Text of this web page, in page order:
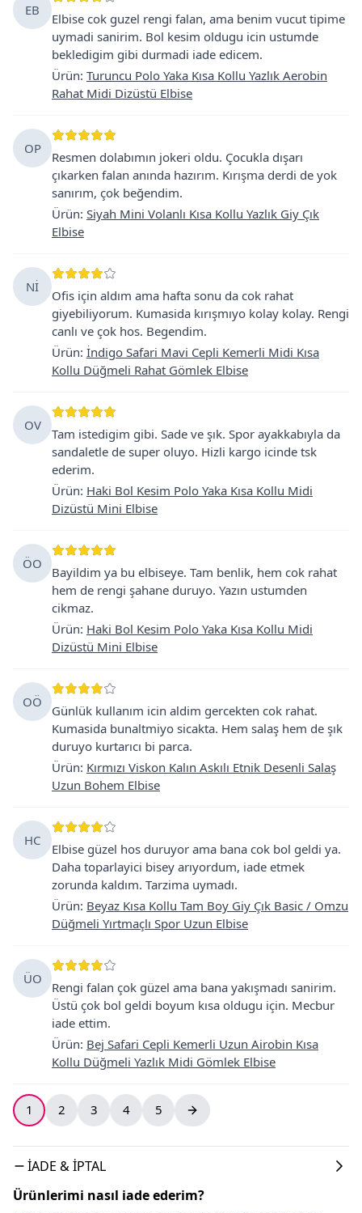
EB
Elbise cok guzel rengi falan, ama benim vucut tipime
uymadi sanirim. Bol kesim oldugu icin ustumde
bekledigim gibi durmadi iade edicem.
Ürün: Turuncu Polo Yaka Kısa Kollu Yazlık Aerobin
Rahat Midi Dizüstü Elbise
OP
Resmen dolabımın jokeri oldu. Çocukla dışarı
çıkarken falan anında hazırım. Kırışma derdi de yok
sanırım, çok beğendim.
Ürün: Siyah Mini Volanlı Kısa Kollu Yazlık Giy Çık
Elbise
Nİ
Ofis için aldım ama hafta sonu da cok rahat
giyebiliyorum. Kumasida kırışmıyo kolay kolay. Rengi
canlı ve çok hos. Begendim.
Ürün: İndigo Safari Mavi Cepli Kemerli Midi Kısa
Kollu Düğmeli Rahat Gömlek Elbise
OV
Tam istedigim gibi. Sade ve şık. Spor ayakkabıyla da
sandaletle de super oluyo. Hizli kargo icinde tsk
ederim.
Ürün: Haki Bol Kesim Polo Yaka Kısa Kollu Midi
Dizüstü Mini Elbise
ÖO
Bayildim ya bu elbiseye. Tam benlik, hem cok rahat
hem de rengi şahane duruyo. Yazın ustumden
cikmaz.
Ürün: Haki Bol Kesim Polo Yaka Kısa Kollu Midi
Dizüstü Mini Elbise
OÖ
Günlük kullanım icin aldim gercekten cok rahat.
Kumasida bunaltmiyo sicakta. Hem salaş hem de şık
duruyo kurtarıcı bi parca.
Ürün: Kırmızı Viskon Kalın Askılı Etnik Desenli Salaş
Uzun Bohem Elbise
HC
Elbise güzel hos duruyor ama bana cok bol geldi ya.
Daha toparlayici bisey arıyordum, iade etmek
zorunda kaldım. Tarzima uymadı.
Ürün: Beyaz Kısa Kollu Tam Boy Giy Çık Basic / Omzu
Düğmeli Yırtmaçlı Spor Uzun Elbise
ÜO
Rengi falan çok güzel ama bana yakışmadı sanirim.
Üstü çok bol geldi boyum kısa oldugu için. Mecbur
iade ettim.
Ürün: Bej Safari Cepli Kemerli Uzun Airobin Kısa
Kollu Düğmeli Yazlık Midi Gömlek Elbise
1 2 3 4 5
İADE & İPTAL
Ürünlerimi nasıl iade ederim?